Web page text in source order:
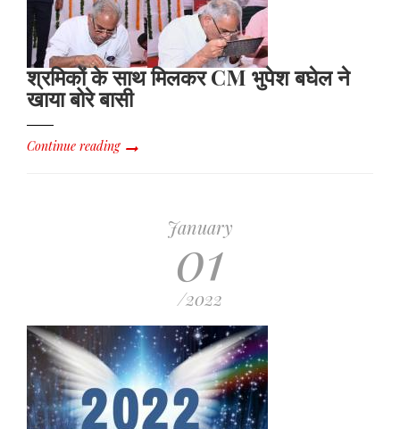
श्रमिकों के साथ मिलकर CM भुपेश बघेल ने
खाया बोरे बासी
Continue reading
January
01
/2022